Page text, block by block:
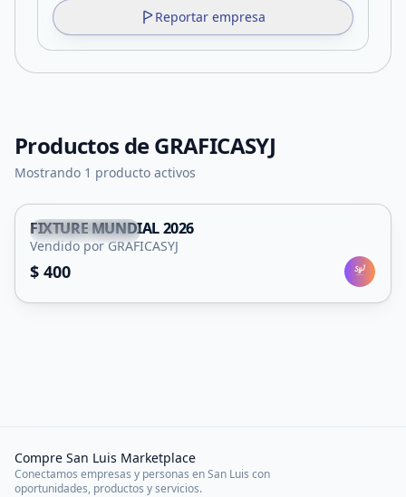
Reportar empresa
Productos deGRAFICASYJ
Mostrando 1 producto activos
Villa Mercedes
FIXTURE MUNDIAL 2026
Vendido por GRAFICASYJ
$ 400
Compre San Luis Marketplace
Conectamos empresas y personas en San Luis con
oportunidades, productos y servicios.